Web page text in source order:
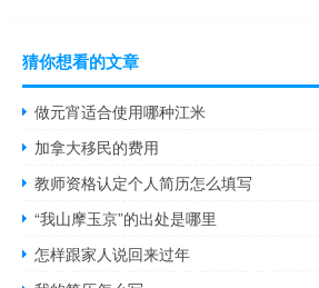
猜你想看的文章
做元宵适合使用哪种江米
加拿大移民的费用
教师资格认定个人简历怎么填写
“我山摩玉京”的出处是哪里
怎样跟家人说回来过年